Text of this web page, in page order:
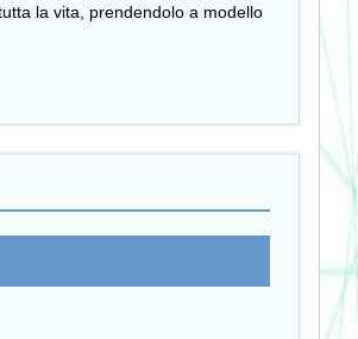
la vita, prendendolo a modello